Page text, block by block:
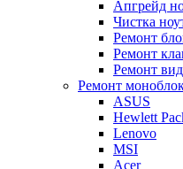
Апгрейд
Чистка
Ремонт
Ремонт
Ремонт
Ремонт
ASUS
Hewlett
Lenovo
MSI
Acer